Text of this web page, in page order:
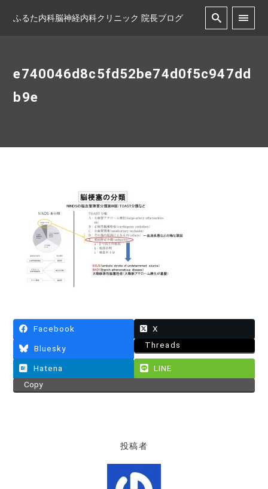
ふるた内科脳神経内科クリニック 院長ブログ
e740046d8c5fd52be74d0f5c947dd
b9e
Facebook X
Bluesky Threads
Hatena
LINE
Copy
投稿者